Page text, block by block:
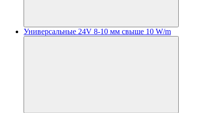
Универсальные 24V 8-10 мм свыше 10 W/m